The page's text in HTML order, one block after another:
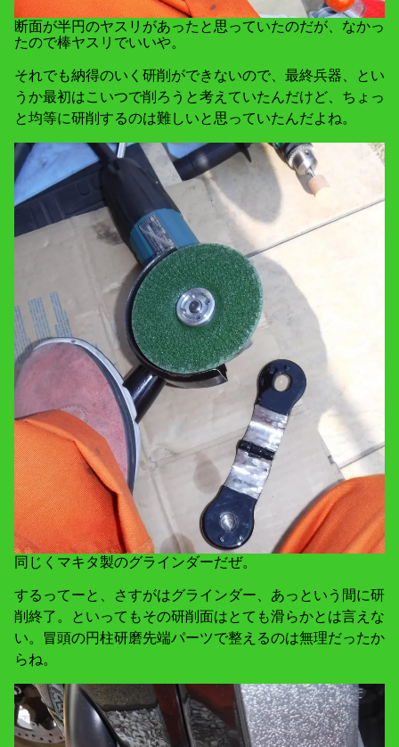
断面が半円のヤスリがあったと思っていたのだが、なかっ
たので棒ヤスリでいいや。
それでも納得のいく研削ができないので、最終兵器、とい
うか最初はこいつで削ろうと考えていたんだけど、ちょっ
と均等に研削するのは難しいと思っていたんだよね。
同じくマキタ製のグラインダーだぜ。
するってーと、さすがはグラインダー、あっという間に研
削終了。といってもその研削面はとても滑らかとは言えな
い。冒頭の円柱研磨先端パーツで整えるのは無理だったか
らね。